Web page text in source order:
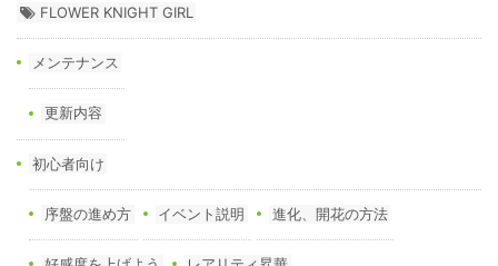
FLOWER KNIGHT GIRL
メンテナンス
更新内容
初心者向け
序盤の進め方 イベント説明 進化、開花の方法